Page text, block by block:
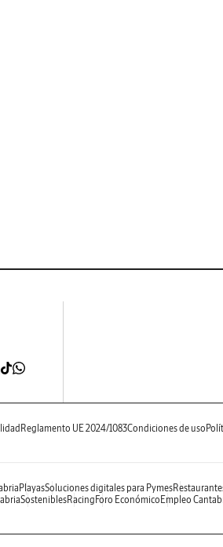
Reglamento UE 2024/1083Condiciones de uso
PlayasSoluciones digitales para Pymes
SosteniblesRacing Foro Económico Empleo